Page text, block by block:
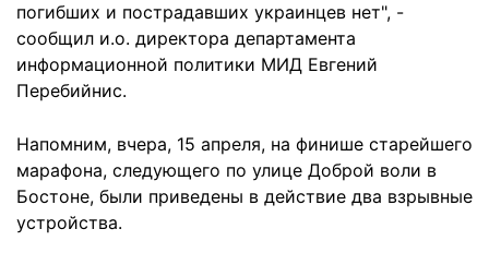
погибших и пострадавших украинцев нет", -
сообщил и.о. директора департамента
информационной политики МИД Евгений
Перебийнис.
Напомним, вчера, 15 апреля, на финише старейшего
марафона, следующего по улице Доброй воли в
Бостоне, были приведены в действие два взрывные
устройства.